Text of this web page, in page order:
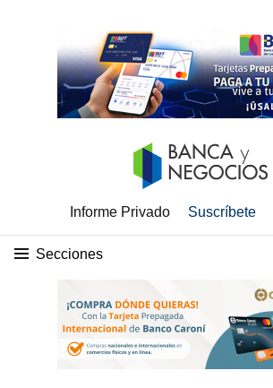
Informe Privado Suscríbete
Secciones